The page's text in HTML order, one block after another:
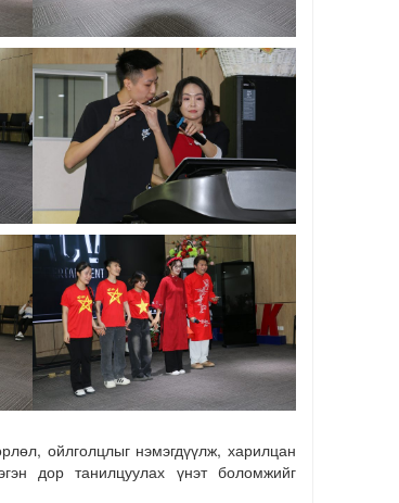
ойлголцлыг нэмэгдүүлж, харилцан
дор танилцуулах үнэт боломжийг